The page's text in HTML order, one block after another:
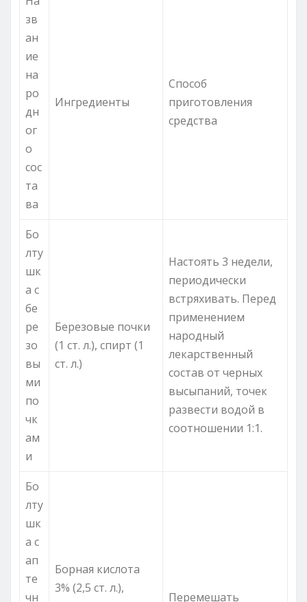
зв
ан
ие
на
ро
дн
ог
о
сос
та
ва
Ингредиенты
Способ
приготовления
средства
Бо
лту
шк
а с
бе
ре
зо
вы
ми
по
чк
ам
и
Березовые почки
(1 ст. л.), спирт (1
ст. л.)
Настоять 3 недели,
периодически
встряхивать. Перед
применением
народный
лекарственный
состав от черных
высыпаний, точек
развести водой в
соотношении 1:1.
Бо
лту
шк
а с
ап
те
чн
Борная кислота
3% (2,5 ст. л.),
Перемешать